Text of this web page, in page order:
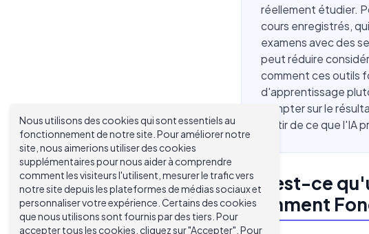
réellement étudier.
cours enregistrés,
examens avec des
peut réduire
comment ces outils
d'apprentissage
compter sur le
partir de ce que l'IA
Qu'est-ce
Comment
Nous utilisons des cookies qui sont essentiels au
fonctionnement de notre site. Pour améliorer notre
site, nous aimerions utiliser des cookies
supplémentaires pour nous aider à comprendre
comment les visiteurs l'utilisent, mesurer le trafic vers
notre site depuis les plateformes de médias sociaux et
personnaliser votre expérience. Certains des cookies
que nous utilisons sont fournis par des tiers. Pour
accepter tous les cookies, cliquez sur "Accepter". Pour